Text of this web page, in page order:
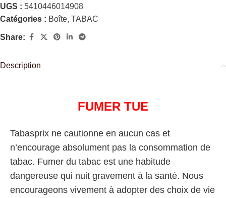
UGS : 5410446014908
Catégories : Boîte, TABAC
Share:
Description
FUMER TUE
Tabasprix ne cautionne en aucun cas et
n’encourage absolument pas la consommation de
tabac. Fumer du tabac est une habitude
dangereuse qui nuit gravement à la santé. Nous
encourageons vivement à adopter des choix de vie